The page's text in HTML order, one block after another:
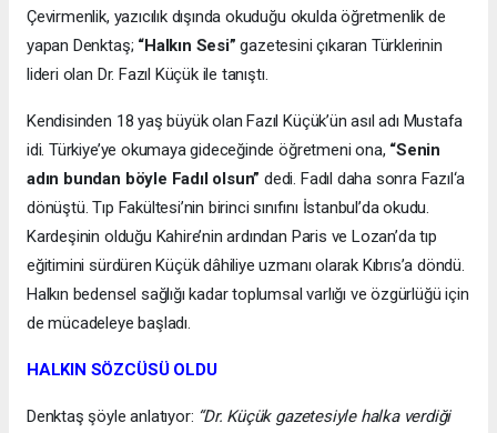
Çevirmenlik, yazıcılık dışında okuduğu okulda öğretmenlik de
yapan Denktaş; “Halkın Sesi”gazetesini çıkaran Türklerinin
lideri olan Dr. Fazıl Küçük ile tanıştı.
Kendisinden 18 yaş büyük olan Fazıl Küçük’ün asıl adı Mustafa
idi. Türkiye’ye okumaya gideceğinde öğretmeni ona, “Senin
adın bundan böyle Fadıl olsun” dedi. Fadıl daha sonra Fazıl‘a
dönüştü. Tıp Fakültesi’nin birinci sınıfını İstanbul’da okudu.
Kardeşinin olduğu Kahire’nin ardından Paris ve Lozan’da tıp
eğitimini sürdüren Küçük dâhiliye uzmanı olarak Kıbrıs’a döndü.
Halkın bedensel sağlığı kadar toplumsal varlığı ve özgürlüğü için
de mücadeleye başladı.
HALKIN SÖZCÜSÜ OLDU
Denktaş şöyle anlatıyor: “Dr. Küçük gazetesiyle halka verdiği